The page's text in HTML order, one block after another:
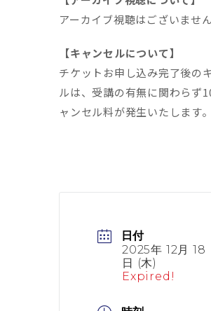
アーカイブ視聴はございません
【キャンセルについて】
チケットお申し込み完了後の
ルは、受講の有無に関わらず
ャンセル料が発生いたします。
日付
2025年 12月 18
日 (木)
Expired!